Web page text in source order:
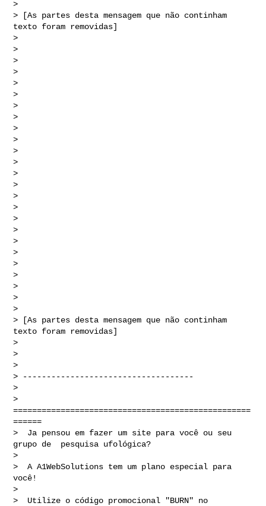
>
> [As partes desta mensagem que não continham
texto foram removidas]
>
>
>
>
>
>
>
>
>
>
>
>
>
>
>
>
>
>
>
>
>
>
>
>
>
> [As partes desta mensagem que não continham
texto foram removidas]
>
>
>
> ------------------------------------
>
>
==================================================
======
>  Ja pensou em fazer um site para você ou seu
grupo de  pesquisa ufológica?
>
>  A A1WebSolutions tem um plano especial para
você!
>
>  Utilize o código promocional "BURN" no